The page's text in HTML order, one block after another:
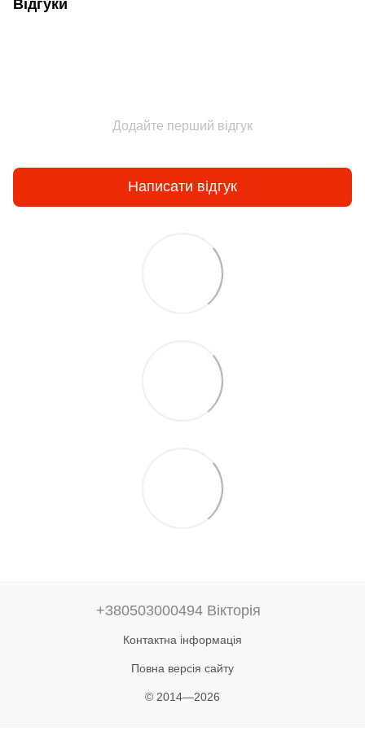
Відгуки
Додайте перший відгук
Написати відгук
+380503000494 Вікторія
Контактна інформація
Повна версія сайту
© 2014—2026